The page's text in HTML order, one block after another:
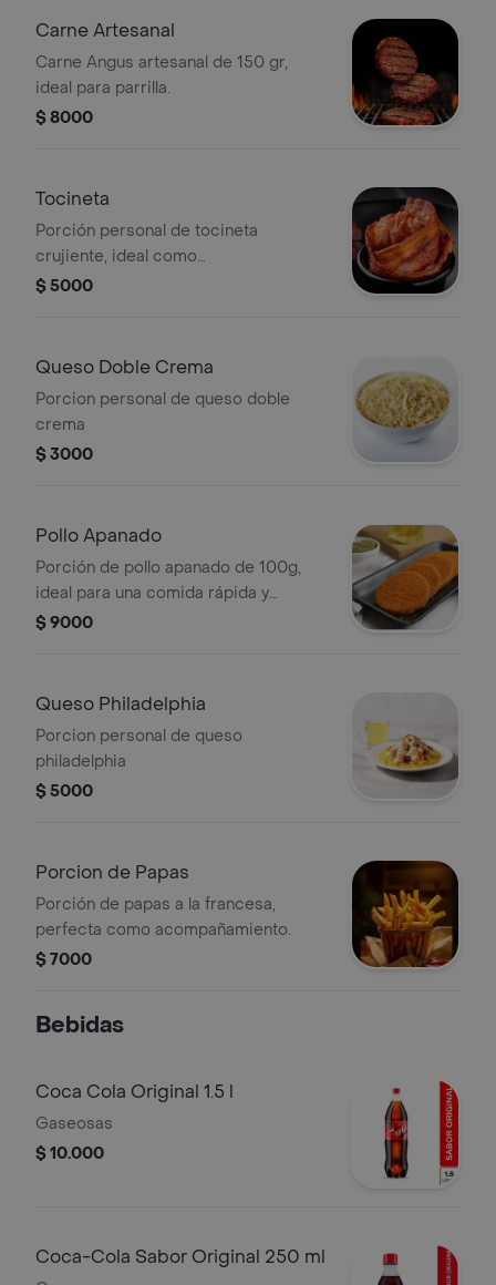
Carne Artesanal
Carne Angus artesanal de 150 gr,
ideal para parrilla.
$ 8000
Tocineta
Porción personal de tocineta
crujiente, ideal como
acompañamiento o snack.
$ 5000
Queso Doble Crema
Porcion personal de queso doble
crema
$ 3000
Pollo Apanado
Porción de pollo apanado de 100g,
ideal para una comida rápida y
sabrosa.
$ 9000
Queso Philadelphia
Porcion personal de queso
philadelphia
$ 5000
Porcion de Papas
Porción de papas a la francesa,
perfecta como acompañamiento.
$ 7000
Bebidas
Coca Cola Original 1.5 l
Gaseosas
$ 10.000
Coca-Cola Sabor Original 250 ml